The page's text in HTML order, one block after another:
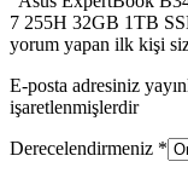
7 255H 32GB 1TB
yorum yapan ilk kişi
E-posta adresiniz
işaretlenmişlerdir
Derecelendirmeniz *